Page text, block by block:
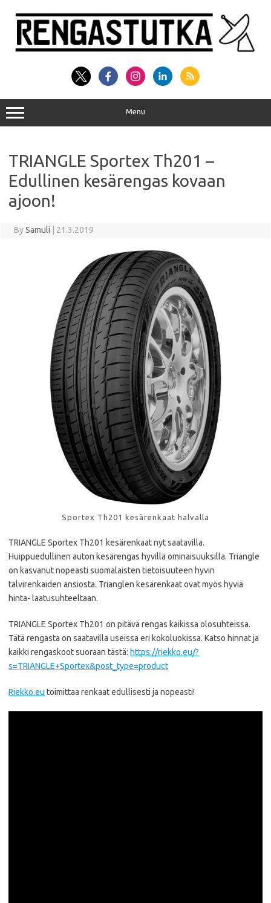
content
Menu
TRIANGLE Sportex Th201 –
Edullinen kesärengas kovaan
ajoon!
BySamuli 21.3.2019
Sportex Th201 kesärenkaat halvalla
TRIANGLE Sportex Th201 kesärenkaat nyt saatavilla.
Huippuedullinen auton kesärengas hyvillä ominaisuuksilla. Triangle
on kasvanut nopeasti suomalaisten tietoisuuteen hyvin
talvirenkaiden ansiosta. Trianglen kesärenkaat ovat myös hyviä
hinta- laatusuhteeltaan.
TRIANGLE Sportex Th201 on pitävä rengas kaikissa olosuhteissa.
Tätä rengasta on saatavilla useissa eri kokoluokissa. Katso hinnat ja
kaikki rengaskoot suoraan tästä: https://riekko.eu/?
s=TRIANGLE+Sportex&post_type=product
Riekko.eu toimittaa renkaat edullisesti ja nopeasti!